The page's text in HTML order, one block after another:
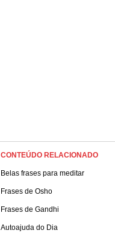
CONTEÚDO RELACIONADO
Belas frases para meditar
Frases de Osho
Frases de Gandhi
Autoajuda do Dia